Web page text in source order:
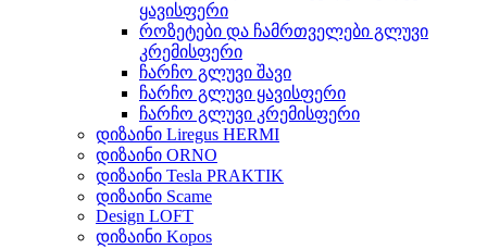
ყავისფერი
როზეტები და ჩამრთველები გლუვი
კრემისფერი
ჩარჩო გლუვი შავი
ჩარჩო გლუვი ყავისფერი
ჩარჩო გლუვი კრემისფერი
დიზაინი Liregus HERMI
დიზაინი ORNO
დიზაინი Tesla PRAKTIK
დიზაინი Scame
Design LOFT
დიზაინი Kopos